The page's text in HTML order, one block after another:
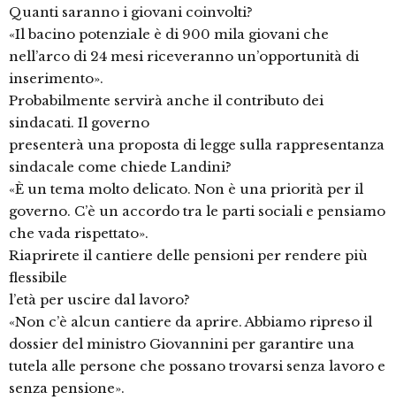
Quanti saranno i giovani coinvolti?
«Il bacino potenziale è di 900 mila giovani che
nell’arco di 24 mesi riceveranno un’opportunità di
inserimento».
Probabilmente servirà anche il contributo dei
sindacati. Il governo
presenterà una proposta di legge sulla rappresentanza
sindacale come chiede Landini?
«È un tema molto delicato. Non è una priorità per il
governo. C’è un accordo tra le parti sociali e pensiamo
che vada rispettato».
Riaprirete il cantiere delle pensioni per rendere più
flessibile
l’età per uscire dal lavoro?
«Non c’è alcun cantiere da aprire. Abbiamo ripreso il
dossier del ministro Giovannini per garantire una
tutela alle persone che possano trovarsi senza lavoro e
senza pensione».